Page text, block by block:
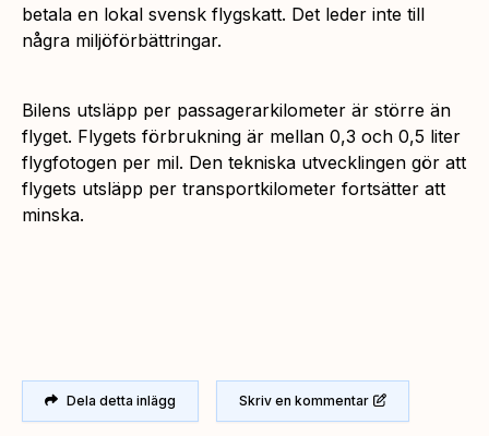
betala en lokal svensk flygskatt. Det leder inte till
några miljöförbättringar.
Bilens utsläpp per passagerarkilometer är större än
flyget. Flygets förbrukning är mellan 0,3 och 0,5 liter
flygfotogen per mil. Den tekniska utvecklingen gör att
flygets utsläpp per transportkilometer fortsätter att
minska.
Dela detta inlägg Skriv en kommentar